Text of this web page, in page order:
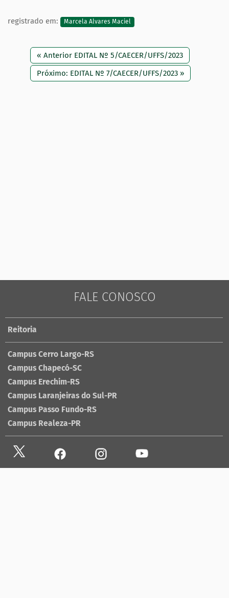
registrado em: Marcela Alvares Maciel
« Anterior EDITAL Nº 5/CAECER/UFFS/2023
Próximo: EDITAL Nº 7/CAECER/UFFS/2023 »
FALE CONOSCO
Reitoria
Campus Cerro Largo-RS
Campus Chapecó-SC
Campus Erechim-RS
Campus Laranjeiras do Sul-PR
Campus Passo Fundo-RS
Campus Realeza-PR